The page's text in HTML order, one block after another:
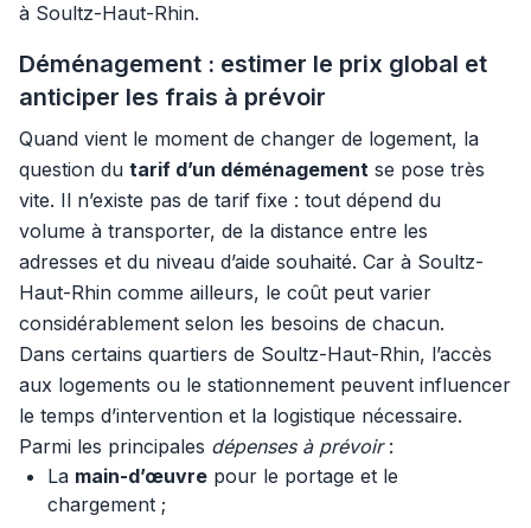
à Soultz-Haut-Rhin.
Déménagement : estimer le prix global et
anticiper les frais à prévoir
Quand vient le moment de changer de logement, la
question du tarif d’un déménagement se pose très
vite. Il n’existe pas de tarif fixe : tout dépend du
volume à transporter, de la distance entre les
adresses et du niveau d’aide souhaité. Car à Soultz-
Haut-Rhin comme ailleurs, le coût peut varier
considérablement selon les besoins de chacun.
Dans certains quartiers de Soultz-Haut-Rhin, l’accès
aux logements ou le stationnement peuvent influencer
le temps d’intervention et la logistique nécessaire.
Parmi les principales dépenses à prévoir:
La main-d’œuvre pour le portage et le
chargement ;